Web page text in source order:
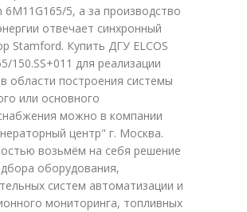
6M11G165/5, а за производство
отвечает синхронный
Stamford. Купить ДГУ ELCOS
150.SS+011 для реализации
области построения системы
или основного
можно в компании
центр" г. Москва.
возьмём на себя решение
оборудования,
систем автоматизации и
мониторинга, топливных